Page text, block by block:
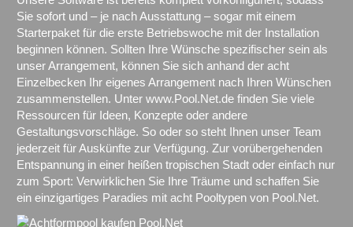
Sie sofort und – je nach Ausstattung – sogar mit einem
Starterpaket für die erste Betriebswoche mit der Installation
beginnen können. Sollten Ihre Wünsche spezifischer sein als
unser Arrangement, können Sie sich anhand der acht
Einzelbecken Ihr eigenes Arrangement nach Ihren Wünschen
zusammenstellen. Unter www.Pool.Net.de finden Sie viele
Ressourcen für Ideen, Konzepte oder andere
Gestaltungsvorschläge. So oder so steht Ihnen unser Team
jederzeit für Auskünfte zur Verfügung. Zur vorübergehenden
Entspannung in einer heißen tropischen Stadt oder einfach nur
zum Sport: Verwirklichen Sie Ihre Träume und schaffen Sie
ein einzigartiges Paradies mit acht Pooltypen von Pool.Net.